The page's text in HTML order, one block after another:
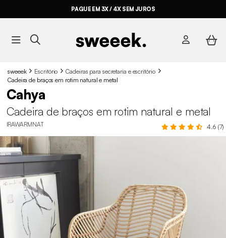
PAGUE EM 3X / 4X SEM JUROS
sweeek Escritório
Cadeiras para secretaria e escritório
Cadeira de braços em rotim natural e metal
Cahya
Cadeira de braços em rotim natural e metal
IRAWARMNAT 4.6 (7)